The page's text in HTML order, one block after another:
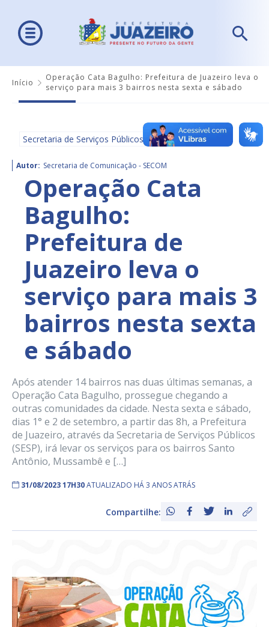
Início
Operação Cata Bagulho: Prefeitura de Juazeiro leva o
serviço para mais 3 bairros nesta sexta e sábado
Secretaria de Serviços Públicos
Autor: Secretaria de Comunicação - SECOM
Operação Cata
Bagulho:
Prefeitura de
Juazeiro leva o
serviço para mais 3
bairros nesta sexta
e sábado
Após atender 14 bairros nas duas últimas semanas, a
Operação Cata Bagulho, prossegue chegando a
outras comunidades da cidade. Nesta sexta e sábado,
dias 1° e 2 de setembro, a partir das 8h, a Prefeitura
de Juazeiro, através da Secretaria de Serviços Públicos
(SESP), irá levar os serviços para os bairros Santo
Antônio, Mussambê e […]
31/08/2023 17H30ATUALIZADO HÁ 3 ANOS ATRÁS
Compartilhe: